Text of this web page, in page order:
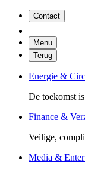
Contact
Menu
Terug
Energie &
De toekomst
Finance &
Veilige,
Media &